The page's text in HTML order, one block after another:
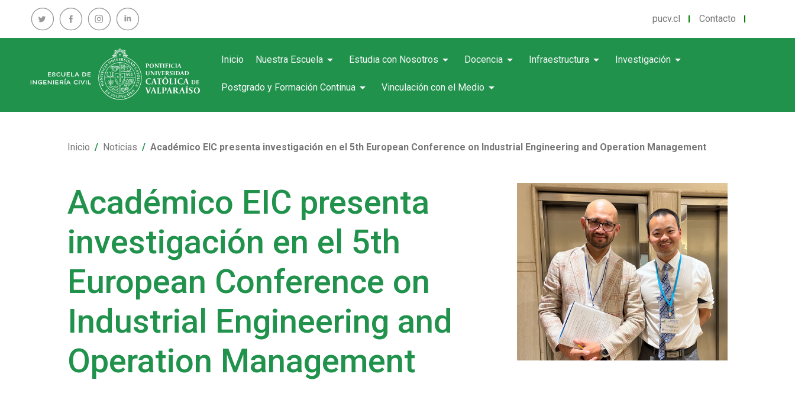
pucv.cl Contacto
Inicio Nuestra Escuela arrow_drop_down Estudia con Nosotros arrow_drop_down Docencia arrow_drop_down Infraestructura arrow_drop_down Investigación arrow_drop_down
Postgrado y Formación Continua arrow_drop_down Vinculación con el Medio arrow_drop_down
Inicio Noticias Académico EIC presenta investigación en el 5th European Conference on Industrial Engineering and Operation Management
Académico EIC presenta
investigación en el 5th
European Conference on
Industrial Engineering and
Operation Management